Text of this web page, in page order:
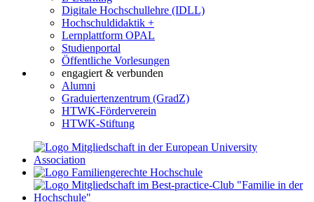
Digitale Hochschullehre (IDLL)
Hochschuldidaktik +
Lernplattform OPAL
Studienportal
Öffentliche Vorlesungen
engagiert & verbunden
Alumni
Graduiertenzentrum (GradZ)
HTWK-Förderverein
HTWK-Stiftung